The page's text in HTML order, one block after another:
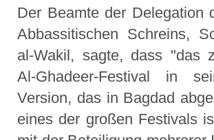
Der Beamte der Delegation
Abbassitischen Schreins,
al-Wakil, sagte, dass "das
Al-Ghadeer-Festival in
Version, das in Bagdad
eines der großen Festivals